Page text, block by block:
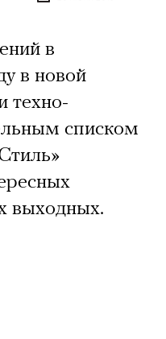
в
в новой
техно-
списком
выходных.